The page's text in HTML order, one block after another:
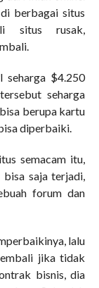
berbagai situs
situs rusak,
seharga $4.250
seharga
berupa kartu
diperbaiki.
semacam itu,
saja terjadi,
forum dan
lalu
jika tidak
bisnis, dia